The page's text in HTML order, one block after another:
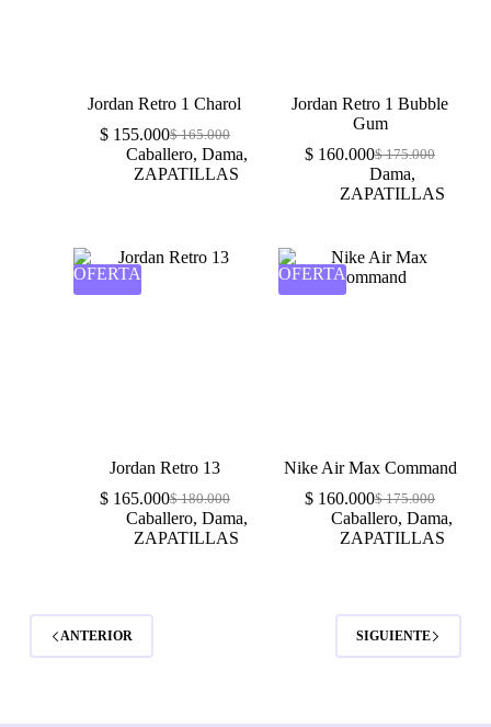
Jordan Retro 1 Charol
$165.000
$155.000
Caballero, Dama,
ZAPATILLAS
Jordan Retro 1 Bubble
Gum
$175.000
$ 160.000
Dama,
ZAPATILLAS
OFERTA
Jordan Retro 13
$180.000
$165.000
Caballero, Dama,
ZAPATILLAS
OFERTA
Nike Air Max Command
$175.000
$ 160.000
Caballero,Dama,
ZAPATILLAS
ANTERIOR SIGUIENTE